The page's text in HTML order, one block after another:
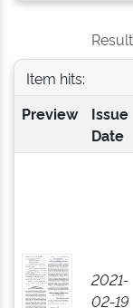
Item hits:
Preview
Issue
Date
2021-
02-19